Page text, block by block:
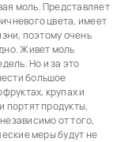
моль. Представляет
цвета, имеет
поэтому очень
Живет моль
Но и за это
большое
крупах и
портят продукты,
от того,
меры будут не